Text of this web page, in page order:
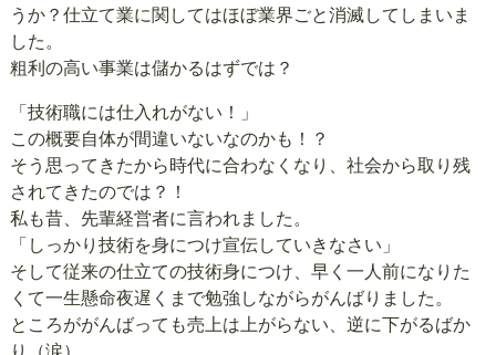
うか？仕立て業に関してはほぼ業界ごと消滅してしまいま
した。
粗利の高い事業は儲かるはずでは？
「技術職には仕入れがない！」
この概要自体が間違いないなのかも！？
そう思ってきたから時代に合わなくなり、社会から取り残
されてきたのでは？！
私も昔、先輩経営者に言われました。
「しっかり技術を身につけ宣伝していきなさい」
そして従来の仕立ての技術身につけ、早く一人前になりた
くて一生懸命夜遅くまで勉強しながらがんばりました。
ところががんばっても売上は上がらない、逆に下がるばか
り（涙）